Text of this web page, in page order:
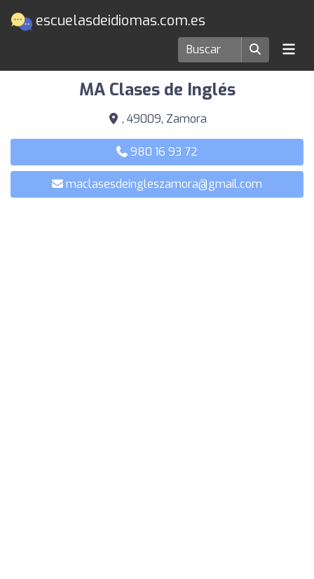
escuelasdeidiomas.com.es
Escuelas de idiomas en Zamora
MA Clases de Inglés
, 49009, Zamora
980 16 93 72
maclasesdeingleszamora@gmail.com